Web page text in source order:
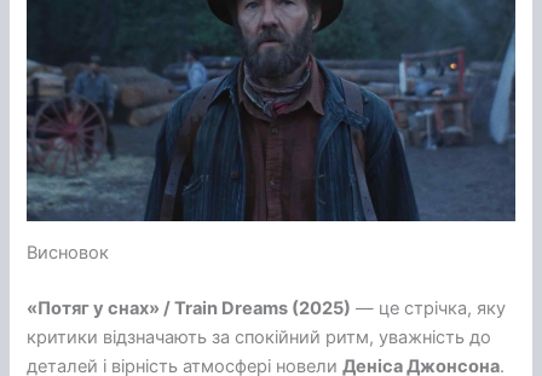
Висновок
«Потяг у снах» / Train Dreams (2025) — це стрічка, яку
критики відзначають за спокійний ритм, уважність до
деталей і вірність атмосфері новелиДеніса Джонсона.